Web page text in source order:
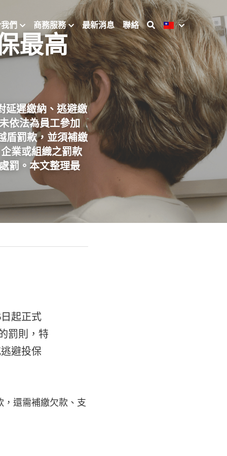
們 商務服務 最新消息 聯絡
最高
遲繳納、逃避繳
依法為員工參加
盾罰款，並須補繳
業或組織之罰款
罰。本文整理最
起正式
罰則，特
避投保
，還需補繳欠款、支